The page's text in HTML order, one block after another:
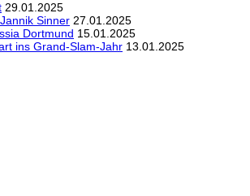
29.01.2025
Sinner 27.01.2025
Dortmund 15.01.2025
ins Grand-Slam-Jahr 13.01.2025